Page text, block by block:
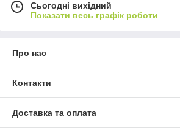
Сьогодні вихідний
Показати весь графік роботи
Про нас
Контакти
Доставка та оплата